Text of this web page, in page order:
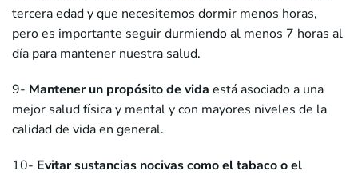
tercera edad y que necesitemos dormir menos horas,
pero es importante seguir durmiendo al menos 7 horas al
día para mantener nuestra salud.
9- Mantenerun propósito de vida está asociado a una
mejor salud física y mental y con mayores niveles de la
calidad de vida en general.
10- Evitar sustancias nocivas como el tabaco o el